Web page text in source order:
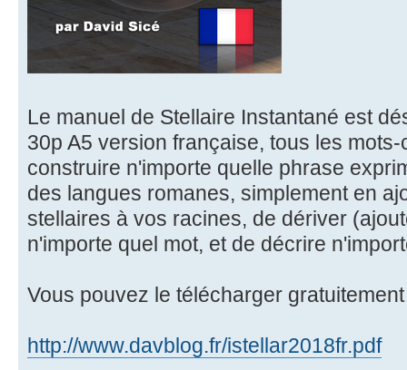
Le manuel de Stellaire Instantané est
30p A5 version française, tous les
construire n'importe quelle phrase
des langues romanes, simplement en
stellaires à vos racines, de dériver
n'importe quel mot, et de décrire
Vous pouvez le télécharger
http://www.davblog.fr/istellar2018fr.pdf